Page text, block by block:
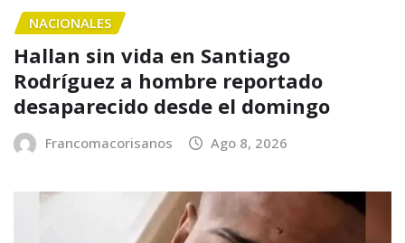
NACIONALES
Hallan sin vida en Santiago
Rodríguez a hombre reportado
desaparecido desde el domingo
Francomacorisanos Ago 8, 2026